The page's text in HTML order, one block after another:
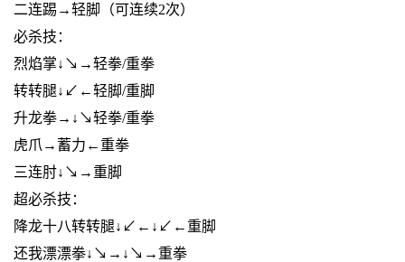
二连踢→轻脚（可连续2次）
必杀技：
烈焰掌↓↘→轻拳/重拳
转转腿↓↙←轻脚/重脚
升龙拳→↓↘轻拳/重拳
虎爪→蓄力←重拳
三连肘↓↘→重脚
超必杀技：
降龙十八转转腿↓↙←↓↙←重脚
还我漂漂拳↓↘→↓↘→重拳